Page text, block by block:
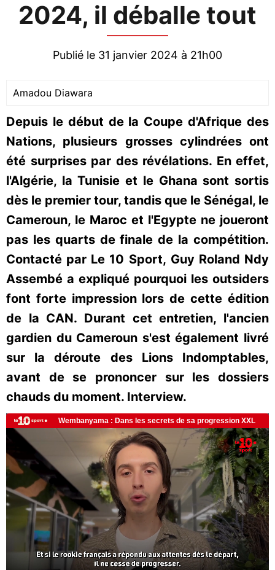
2024, il déballe tout
Publié le 31 janvier 2024 à 21h00
Amadou Diawara
Depuis le début de la Coupe d'Afrique des
Nations, plusieurs grosses cylindrées ont
été surprises par des révélations. En effet,
l'Algérie, la Tunisie et le Ghana sont sortis
dès le premier tour, tandis que le Sénégal, le
Cameroun, le Maroc et l'Egypte ne joueront
pas les quarts de finale de la compétition.
Contacté par Le 10 Sport, Guy Roland Ndy
Assembé a expliqué pourquoi les outsiders
font forte impression lors de cette édition
de la CAN. Durant cet entretien, l'ancien
gardien du Cameroun s'est également livré
sur la déroute des Lions Indomptables,
avant de se prononcer sur les dossiers
chauds du moment. Interview.